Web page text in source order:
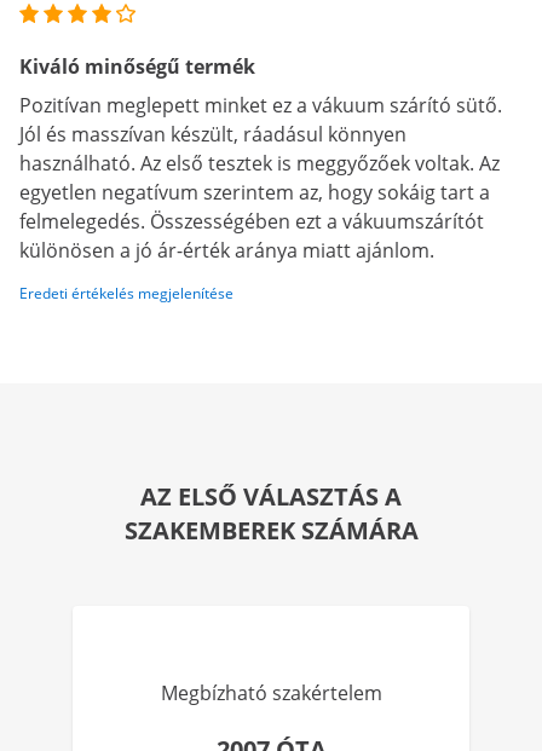
Kiváló minőségű termék
Pozitívan meglepett minket ez a vákuum szárító sütő.
Jól és masszívan készült, ráadásul könnyen
használható. Az első tesztek is meggyőzőek voltak. Az
egyetlen negatívum szerintem az, hogy sokáig tart a
felmelegedés. Összességében ezt a vákuumszárítót
különösen a jó ár-érték aránya miatt ajánlom.
Eredeti értékelés megjelenítése
AZ ELSŐ VÁLASZTÁS A
SZAKEMBEREK SZÁMÁRA
Megbízható szakértelem